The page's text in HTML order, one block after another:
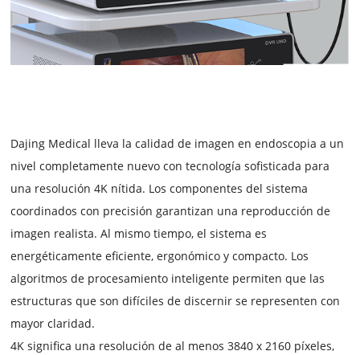
Dajing Medical lleva la calidad de imagen en endoscopia a un
nivel completamente nuevo con tecnología sofisticada para
una resolución 4K nítida. Los componentes del sistema
coordinados con precisión garantizan una reproducción de
imagen realista. Al mismo tiempo, el sistema es
energéticamente eficiente, ergonómico y compacto. Los
algoritmos de procesamiento inteligente permiten que las
estructuras que son difíciles de discernir se representen con
mayor claridad.
4K significa una resolución de al menos 3840 x 2160 píxeles,